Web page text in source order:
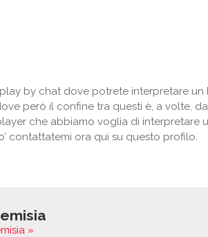
by chat dove potrete interpretare un
però il confine tra questi è, a volte,
che abbiamo voglia di interpretare
contattatemi ora qui su questo profilo.
»